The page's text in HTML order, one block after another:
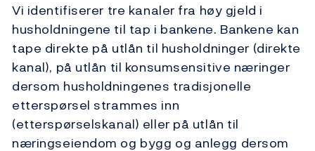
Vi identifiserer tre kanaler fra høy gjeld i
husholdningene til tap i bankene. Bankene kan
tape direkte på utlån til husholdninger (direkte
kanal), på utlån til konsumsensitive næringer
dersom husholdningenes tradisjonelle
etterspørsel strammes inn
(etterspørselskanal) eller på utlån til
næringseiendom og bygg og anlegg dersom